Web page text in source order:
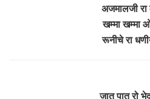
अजमालजी रा
खम्मा खम्मा
रूनीचे रा
जात पात रो